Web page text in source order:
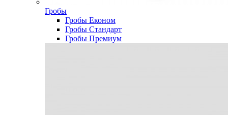
Гробы
Гробы Економ
Гробы Стандарт
Гробы Премиум